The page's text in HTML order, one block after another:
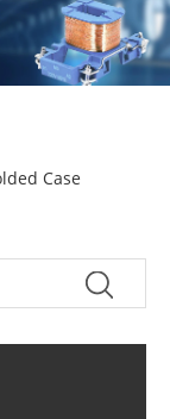
Case